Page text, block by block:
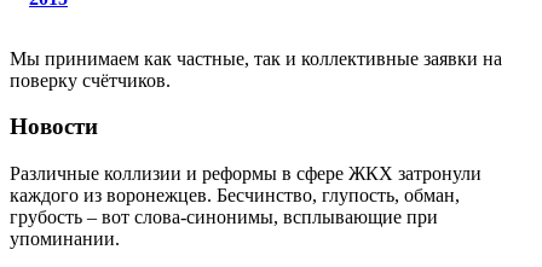
Мы принимаем как частные, так и коллективные заявки на
поверку счётчиков.
Новости
Различные коллизии и реформы в сфере ЖКХ затронули
каждого из воронежцев. Бесчинство, глупость, обман,
грубость – вот слова-синонимы, всплывающие при
упоминании.